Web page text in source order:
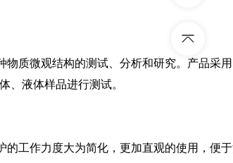
质微观结构的测试、分析和研究。产品采
、液体样品进行测试。
工作力度大为简化，更加直观的使用，便